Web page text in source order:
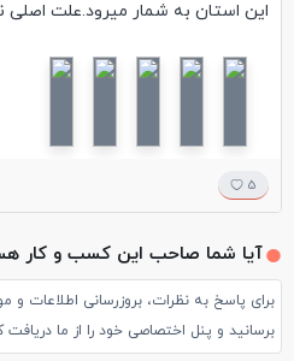
این استان به شمار میرود.علت
زنه به زنه که همون زایش است نسبت
میکند.ودرفصل تابستان شبهای خنک
متاسفانه به دلیل تاریکی
بزارم.همچین درفصل اردیبهشت ماه
دیدن کرد.
5
آیا شما صاحب این کسب و کار
برای پاسخ به نظرات، بروزرسانی اطلاعات و
برسانید و پنل اختصاصی خود را از ما دریافت